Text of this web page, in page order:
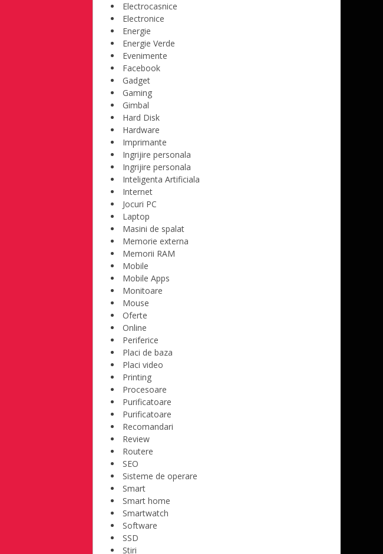
Electrocasnice
Electronice
Energie
Energie Verde
Evenimente
Facebook
Gadget
Gaming
Gimbal
Hard Disk
Hardware
Imprimante
Ingrijire personala
Ingrijire personala
Inteligenta Artificiala
Internet
Jocuri PC
Laptop
Masini de spalat
Memorie externa
Memorii RAM
Mobile
Mobile Apps
Monitoare
Mouse
Oferte
Online
Periferice
Placi de baza
Placi video
Printing
Procesoare
Purificatoare
Purificatoare
Recomandari
Review
Routere
SEO
Sisteme de operare
Smart
Smart home
Smartwatch
Software
SSD
Stiri